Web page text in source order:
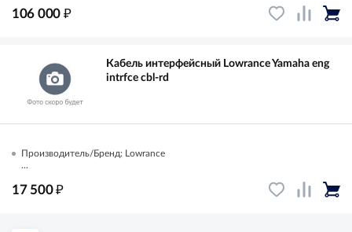
106 000 ₽
Кабель интерфейсный Lowrance Yamaha eng
intrfce cbl-rd
Производитель/Бренд: Lowrance
...
17 500₽